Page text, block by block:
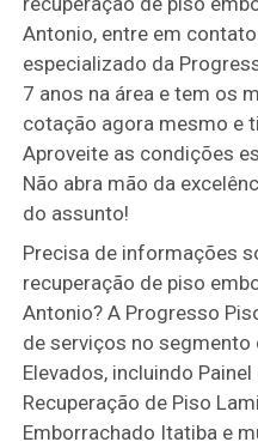
Antonio, entre em
especializado da
7 anos na área e tem os
cotação agora mesmo e
Aproveite as condições
Não abra mão da
do assunto!
Precisa de informações
recuperação de piso
Antonio? A Progresso
de serviços no segmento
Elevados, incluindo
Recuperação de Piso
Emborrachado Itatiba e